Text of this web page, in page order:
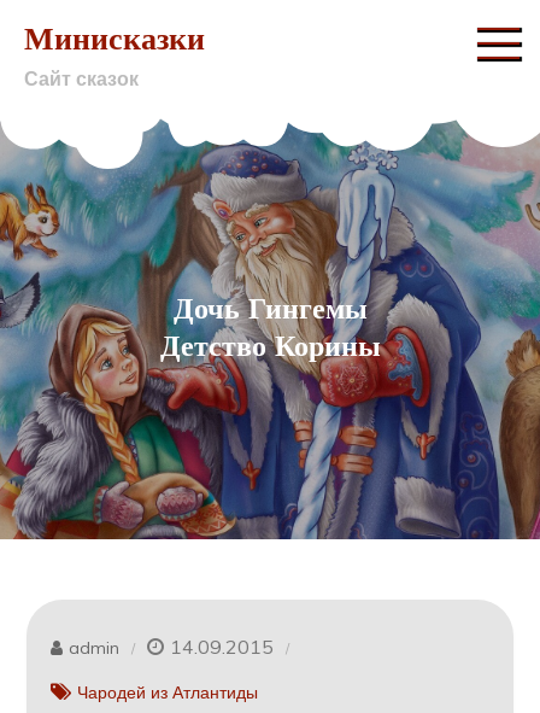
content
Минисказки
Сайт сказок
Дочь Гингемы
Детство Корины
admin 14.09.2015
Чародей из Атлантиды